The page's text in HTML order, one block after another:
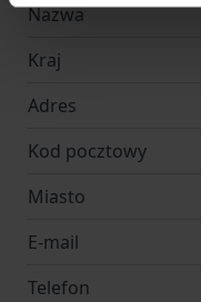
Nazwa
Kraj
Adres
Kod pocztowy
Miasto
E-mail
Telefon